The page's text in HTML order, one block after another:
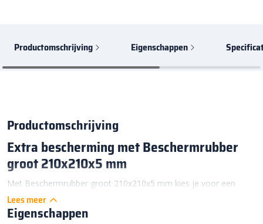
Productomschrijving Eigenschappen
Productomschrijving
Extra bescherming met Beschermrubber
groot 210x210x5 mm
Met Beschermrubber groot 210x210x5 mm kies je voor een
praktische accessoire. Het helpt om de ondergrond onder
terrasdragersgoed te beschermen. Deze uitvoering vormt een
Lees meer
Eigenschappen